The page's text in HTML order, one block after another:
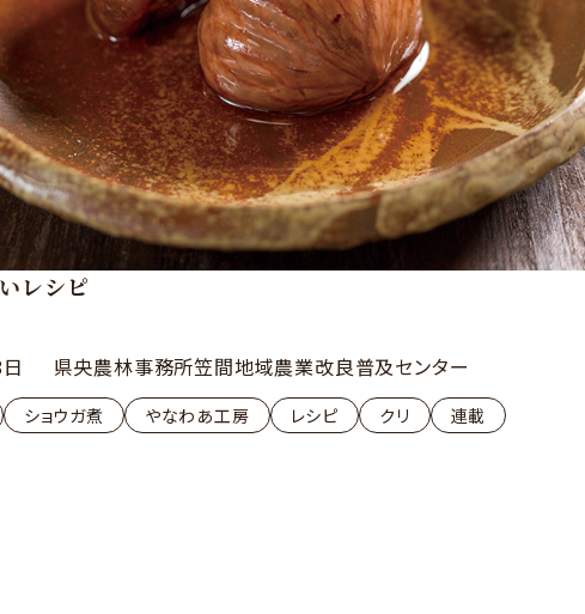
レシピ
県央農林事務所笠間地域農業改良普及センター
ショウガ煮 やなわあ工房 レシピ クリ 連載